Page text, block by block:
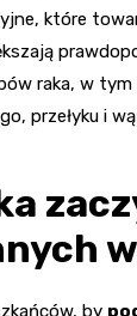
które
raka, w
przełyku i